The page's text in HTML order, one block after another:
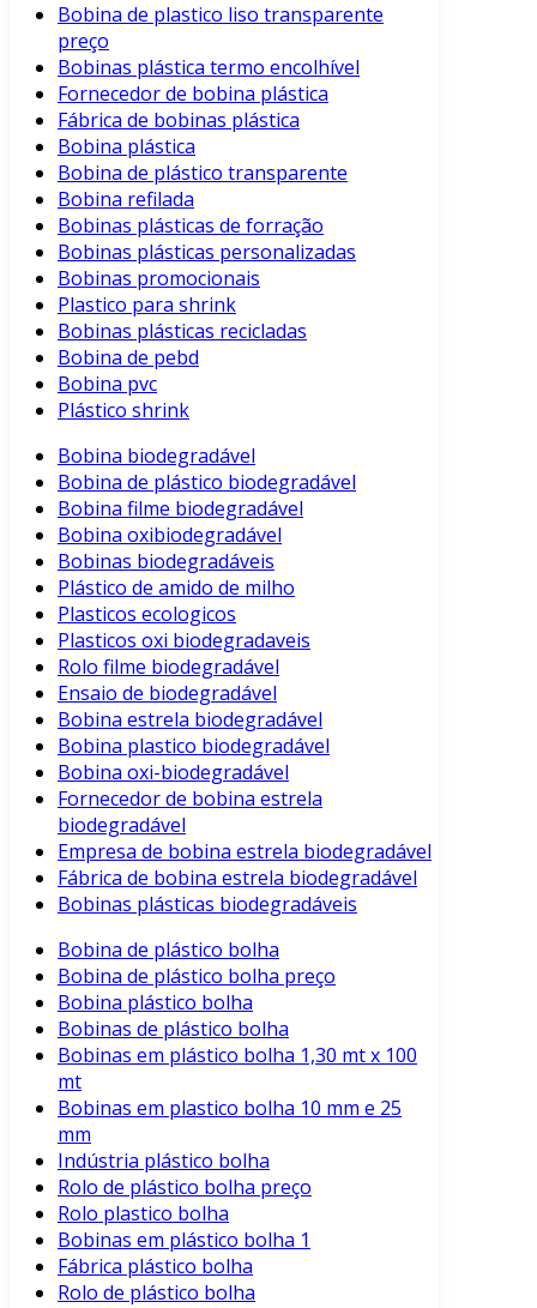
Bobina de plastico liso transparente
preço
Bobinas plástica termo encolhível
Fornecedor de bobina plástica
Fábrica de bobinas plástica
Bobina plástica
Bobina de plástico transparente
Bobina refilada
Bobinas plásticas de forração
Bobinas plásticas personalizadas
Bobinas promocionais
Plastico para shrink
Bobinas plásticas recicladas
Bobina de pebd
Bobina pvc
Plástico shrink
Bobina biodegradável
Bobina de plástico biodegradável
Bobina filme biodegradável
Bobina oxibiodegradável
Bobinas biodegradáveis
Plástico de amido de milho
Plasticos ecologicos
Plasticos oxi biodegradaveis
Rolo filme biodegradável
Ensaio de biodegradável
Bobina estrela biodegradável
Bobina plastico biodegradável
Bobina oxi-biodegradável
Fornecedor de bobina estrela
biodegradável
Empresa de bobina estrela biodegradável
Fábrica de bobina estrela biodegradável
Bobinas plásticas biodegradáveis
Bobina de plástico bolha
Bobina de plástico bolha preço
Bobina plástico bolha
Bobinas de plástico bolha
Bobinas em plástico bolha 1,30 mt x 100
mt
Bobinas em plastico bolha 10 mm e 25
mm
Indústria plástico bolha
Rolo de plástico bolha preço
Rolo plastico bolha
Bobinas em plástico bolha 1
Fábrica plástico bolha
Rolo de plástico bolha